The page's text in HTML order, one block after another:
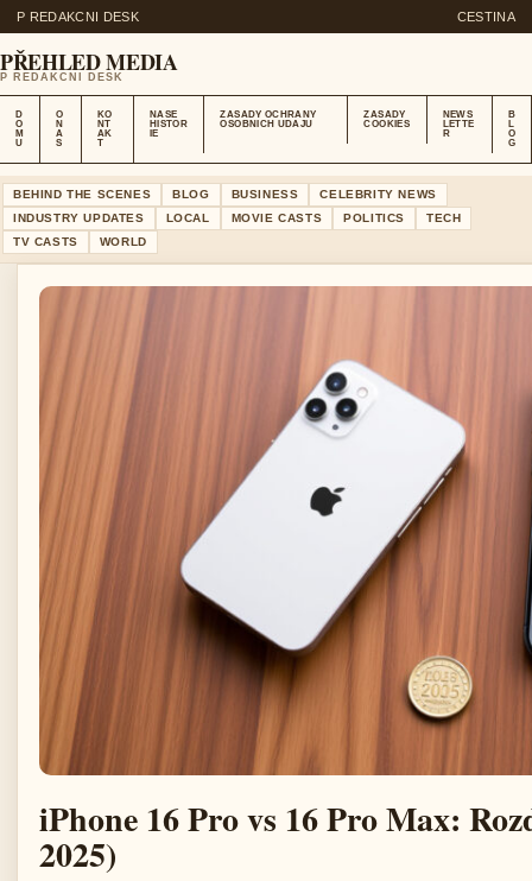
P REDAKCNI DESK CESTINA
PŘEHLED MEDIA
P REDAKCNI DESK
D
O
M
U
O
N
A
S
KO
NT
AK
T
NASE
HISTOR
IE
ZASADY OCHRANY
OSOBNICH UDAJU
ZASADY
COOKIES
NEWS
LETTE
R
B
L
O
G
BEHIND THE SCENES BLOG BUSINESS
CELEBRITY NEWS
INDUSTRY UPDATES
LOCAL MOVIE CASTS POLITICS
TECH
TV CASTS
WORLD
iPhone 16 Pro vs 16 Pro Max:
2025)